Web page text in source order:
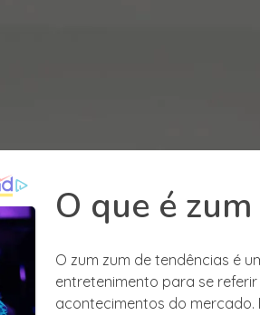
O que é
O zum zum de tendências é
entretenimento para se
acontecimentos do mercado.